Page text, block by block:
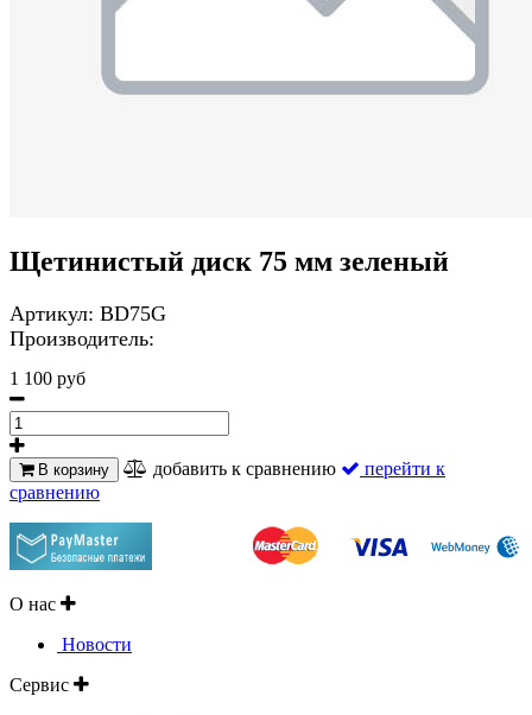
Щетинистый диск 75 мм зеленый
Артикул: BD75G
Производитель:
1 100 руб
В корзину добавить к сравнению
перейти к
сравнению
О нас
Новости
Сервис